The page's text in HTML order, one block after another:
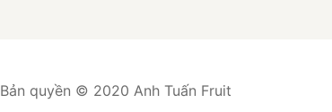
Bản quyền © 2020 Anh Tuấn Fruit